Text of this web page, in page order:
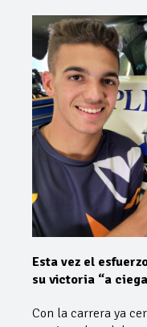
Esta vez el
su victoria “a
Con la carrera ya